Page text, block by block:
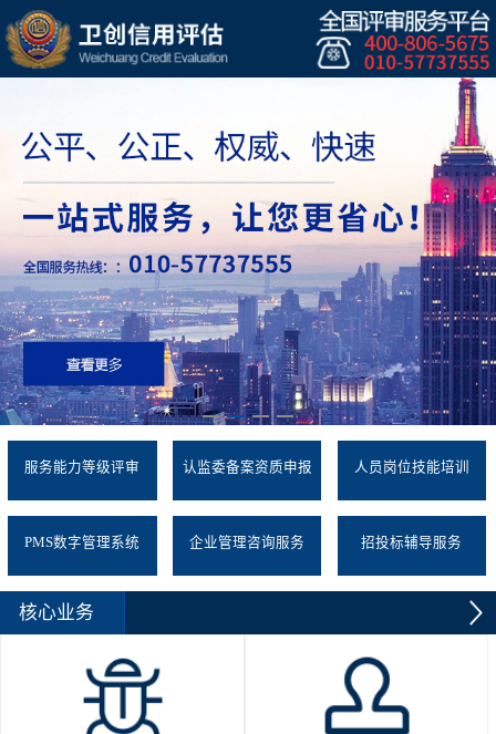
服务能力等级评审 认监委备案资质申报 人员岗位技能培训
PMS数字管理系统 企业管理咨询服务 招投标辅导服务
核心业务